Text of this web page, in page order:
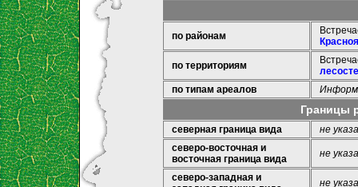
по районам
по территориям
по типам ареалов
Границы
северная граница вида
не
северо-восточная и
восточная граница вида
не
северо-западная и
не